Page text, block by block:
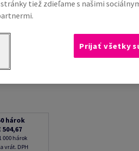
hárok
504,67
000 hárok
vrát. DPH
tiež zdieľame s našimi
Prijať všetky